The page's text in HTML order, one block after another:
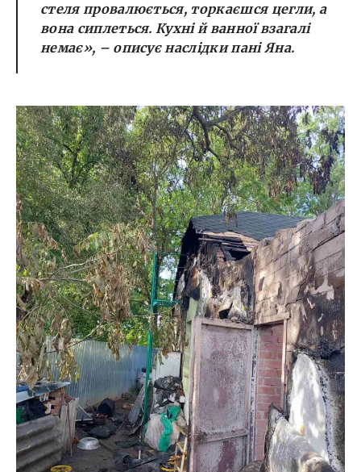
стеля провалюється, торкаєшся цегли, а
вона сиплеться. Кухні й ванної взагалі
немає», – описує наслідки пані Яна.